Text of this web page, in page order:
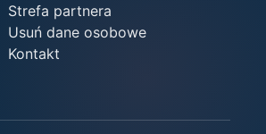
Strefa partnera
Usuń dane osobowe
Kontakt